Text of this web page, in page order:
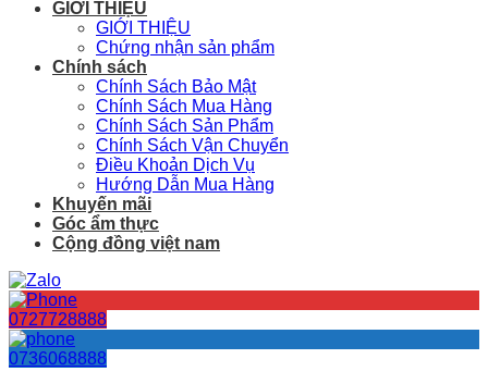
GIỚI THIỆU
GIỚI THIỆU
Chứng nhận sản phẩm
Chính sách
Chính Sách Bảo Mật
Chính Sách Mua Hàng
Chính Sách Sản Phẩm
Chính Sách Vận Chuyển
Điều Khoản Dịch Vụ
Hướng Dẫn Mua Hàng
Khuyến mãi
Góc ẩm thực
Cộng đồng việt nam
0727728888
0736068888